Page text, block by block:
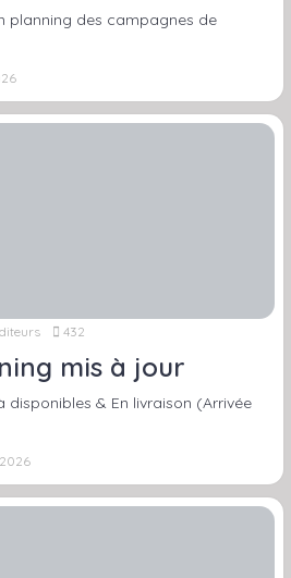
planning des campagnes de
432
mis à jour
disponibles & En livraison (Arrivée